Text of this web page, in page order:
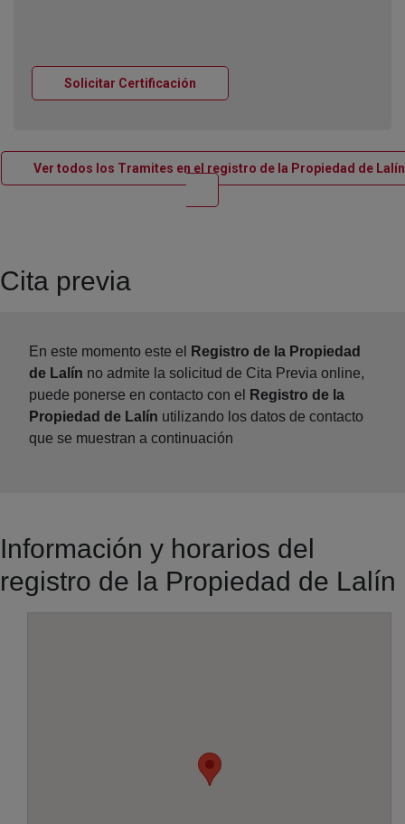
Solicitar Certificación
Ver todos los Tramites en el registro de la Propiedad de Lalín
Ventana nueva
Cita previa
En este momento este el
Registro de la Propiedad
de Lalín no admite la solicitud de Cita Previa online,
puede ponerse en contacto con el
Registro de la
Propiedad de Lalín utilizando los datos de contacto
que se muestran a continuación
Información y horarios del
registro de la Propiedad de Lalín